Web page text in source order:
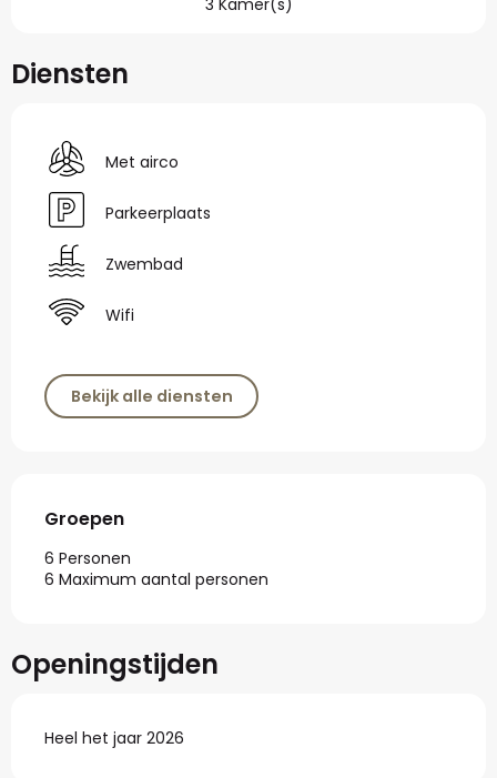
3 Kamer(s)
Diensten
Met airco
Parkeerplaats
Zwembad
Wifi
Bekijk alle diensten
Groepen
Groepen
6 Personen
6 Maximum aantal personen
Openingstijden
Heel het jaar 2026